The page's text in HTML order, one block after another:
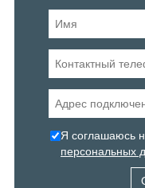
Я соглашаюсь
персональных